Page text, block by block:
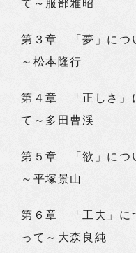
て～服部雅昭
第３章 「夢」につ
～松本隆行
第４章 「正しさ」
て～多田曹渓
第５章 「欲」につ
～平塚景山
第６章 「工夫」に
って～大森良純